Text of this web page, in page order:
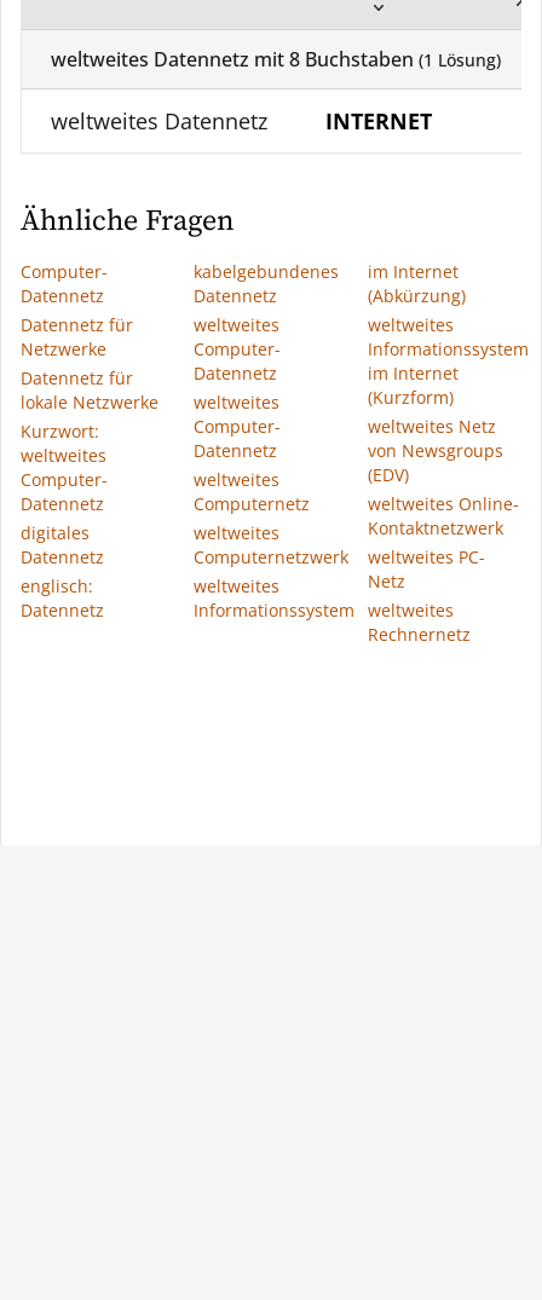
weltweites Datennetz mit8 Buchstaben (1 Lösung)
weltweites Datennetz INTERNET
Ähnliche Fragen
Computer-
Datennetz
Datennetz für
Netzwerke
Datennetz für
lokale Netzwerke
Kurzwort:
weltweites
Computer-
Datennetz
digitales
Datennetz
englisch:
Datennetz
kabelgebundenes
Datennetz
weltweites
Computer-
Datennetz
weltweites
Computer-
Datennetz
weltweites
Computernetz
weltweites
Computernetzwerk
weltweites
Informationssystem
im Internet
(Abkürzung)
weltweites
Informationssystem
im Internet
(Kurzform)
weltweites Netz
von Newsgroups
(EDV)
weltweites Online-
Kontaktnetzwerk
weltweites PC-
Netz
weltweites
Rechnernetz